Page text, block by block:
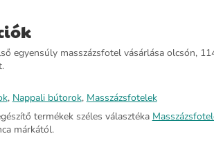
egyensúly masszázsfotel vásárlása olcsón,
, Nappali bútorok, Masszázsfotelek
termékek széles választéka
márkától.